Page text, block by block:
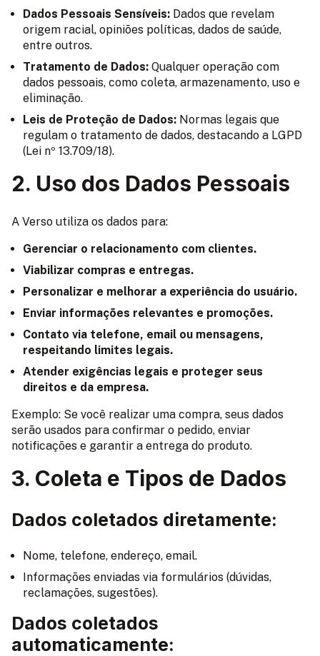
Dados Pessoais Sensíveis: Dados que revelam
origem racial, opiniões políticas, dados de saúde,
entre outros.
Tratamento de Dados: Qualquer operação com
dados pessoais, como coleta, armazenamento, uso e
eliminação.
Leis de Proteção de Dados: Normas legais que
regulam o tratamento de dados, destacando a LGPD
(Lei nº 13.709/18).
2. Uso dos Dados Pessoais
A Verso utiliza os dados para:
Gerenciar o relacionamento com clientes.
Viabilizar compras e entregas.
Personalizar e melhorar a experiência do usuário.
Enviar informações relevantes e promoções.
Contato via telefone, email ou mensagens,
respeitando limites legais.
Atender exigências legais e proteger seus
direitos e da empresa.
Exemplo: Se você realizar uma compra, seus dados
serão usados para confirmar o pedido, enviar
notificações e garantir a entrega do produto.
3. Coleta e Tipos de Dados
Dados coletados diretamente:
Nome, telefone, endereço, email.
Informações enviadas via formulários (dúvidas,
reclamações, sugestões).
Dados coletados
automaticamente: